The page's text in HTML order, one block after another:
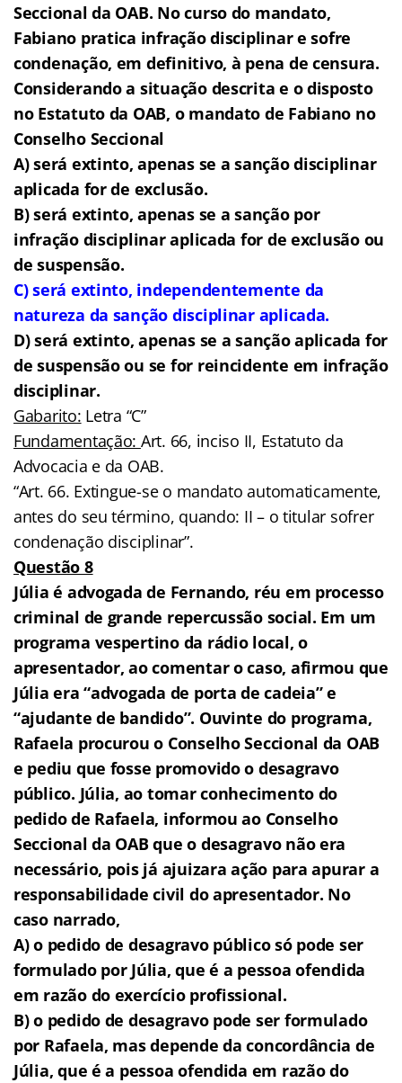
Seccional da OAB. No curso do mandato,
Fabiano pratica infração disciplinar e sofre
condenação, em definitivo, à pena de censura.
Considerando a situação descrita e o disposto
no Estatuto da OAB, o mandato de Fabiano no
Conselho Seccional
A) será extinto, apenas se a sanção disciplinar
aplicada for de exclusão.
B) será extinto, apenas se a sanção por
infração disciplinar aplicada for de exclusão ou
de suspensão.
C) será extinto, independentemente da
natureza da sanção disciplinar aplicada.
D) será extinto, apenas se a sanção aplicada for
de suspensão ou se for reincidente em infração
disciplinar.
Gabarito: Letra “C”
Fundamentação: Art. 66, inciso II, Estatuto da
Advocacia e da OAB.
“Art. 66. Extingue-se o mandato automaticamente,
antes do seu término, quando: II – o titular sofrer
condenação disciplinar”.
Questão 8
Júlia é advogada de Fernando, réu em processo
criminal de grande repercussão social. Em um
programa vespertino da rádio local, o
apresentador, ao comentar o caso, afirmou que
Júlia era “advogada de porta de cadeia” e
“ajudante de bandido”. Ouvinte do programa,
Rafaela procurou o Conselho Seccional da OAB
e pediu que fosse promovido o desagravo
público. Júlia, ao tomar conhecimento do
pedido de Rafaela, informou ao Conselho
Seccional da OAB que o desagravo não era
necessário, pois já ajuizara ação para apurar a
responsabilidade civil do apresentador. No
caso narrado,
A) o pedido de desagravo público só pode ser
formulado por Júlia, que é a pessoa ofendida
em razão do exercício profissional.
B) o pedido de desagravo pode ser formulado
por Rafaela, mas depende da concordância de
Júlia, que é a pessoa ofendida em razão do